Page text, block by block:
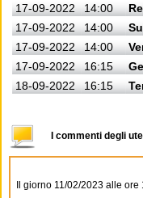
17-09-2022
14:00
17-09-2022
14:00
17-09-2022
14:00
17-09-2022
16:15
18-09-2022
16:15
I commenti degli
Il giorno 11/02/2023 alle ore